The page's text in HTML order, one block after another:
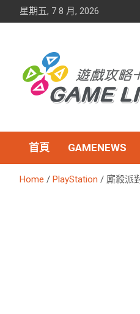
星期五, 7 8 月, 2026
首頁 GAMENEWS
Home PlayStation 廝殺派